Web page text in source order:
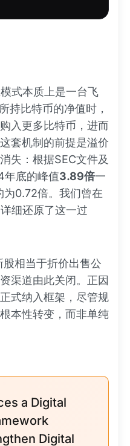
式本质上是一台飞
持比特币的净值时，
入更多比特币，进而
套机制的前提是溢价
失：根据SEC文件及
底的峰值3.89倍一
为0.72倍。我们曾在
细还原了这一过
相当于折价出售公
渠道由此关闭。正因
式纳入框架，尽管规
本性转变，而非单纯
a Digital
Digital